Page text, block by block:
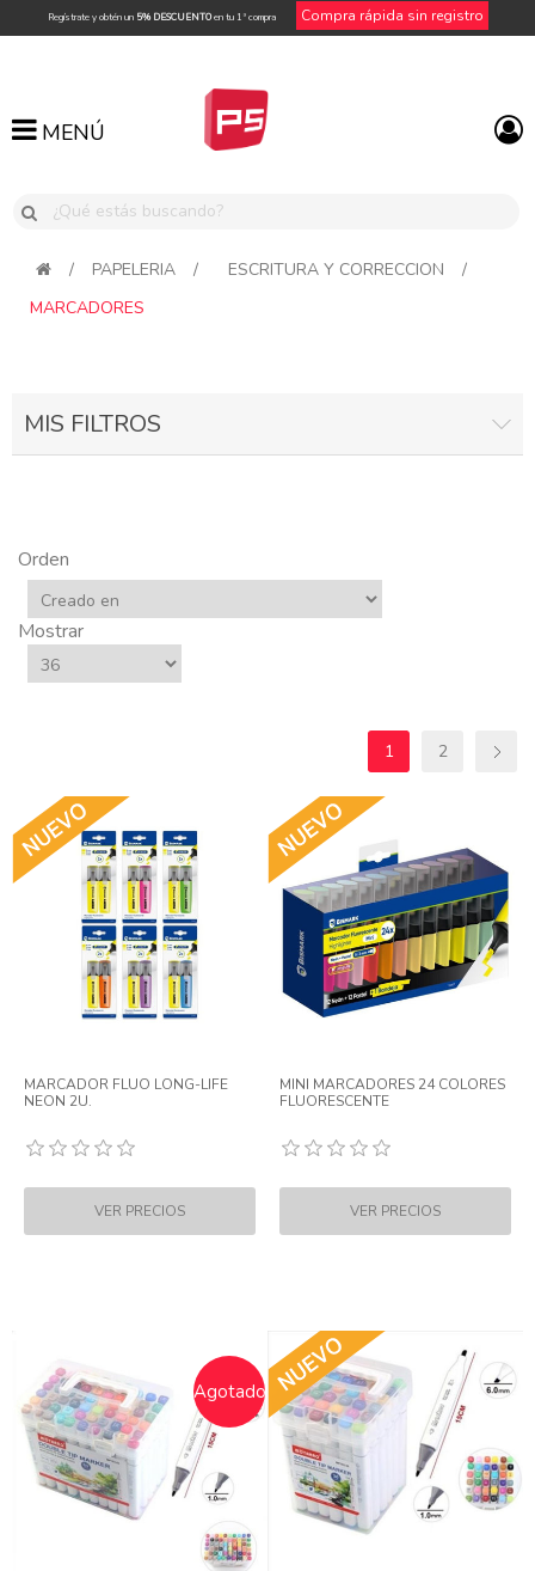
Regístrate y obtén un 5% DESCUENTOen tu 1ª compra Compra rápida sin registro
MENÚ
MENÚ
/ PAPELERIA / ESCRITURA Y CORRECCION
/
MARCADORES
MIS FILTROS
Orden
Mostrar
1 2
MARCADOR FLUO LONG-LIFE
NEON 2U.
MINI MARCADORES 24 COLORES
FLUORESCENTE
Agotado